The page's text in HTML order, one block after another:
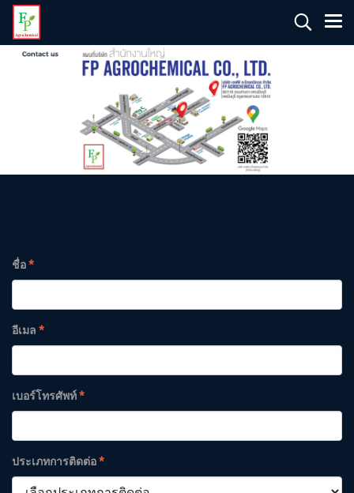
ชื่อ*
อีเมล *
เบอร์โทรศัพท์*
ประเภทการติดต่อ*